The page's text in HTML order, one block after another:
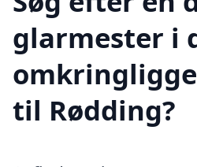
glarmester i
til Rødding?